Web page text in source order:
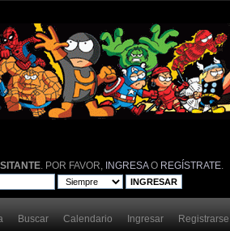
. POR FAVOR, INGRESAO REGÍSTRATE
Buscar Calendario Ingresar Registrarse